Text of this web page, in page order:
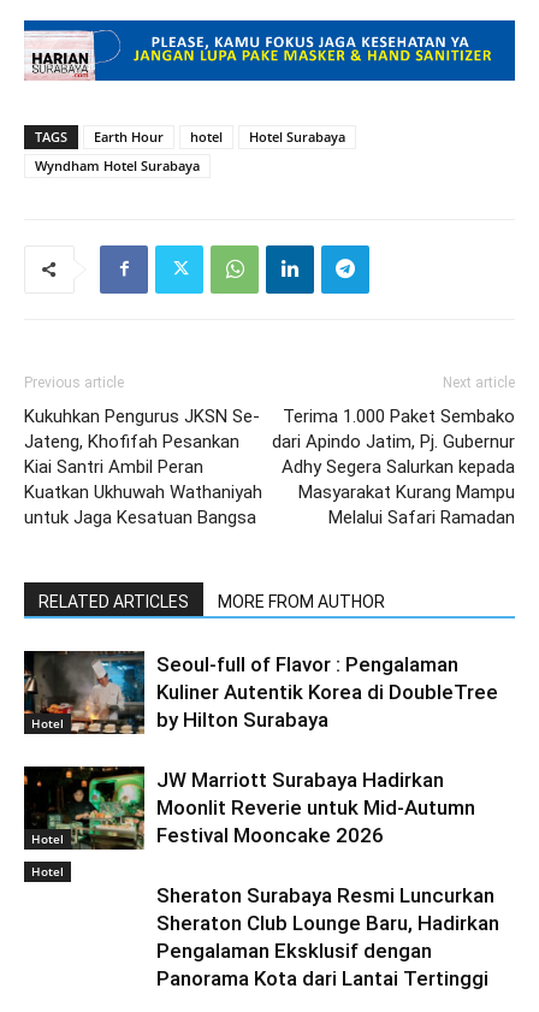
TAGS Earth Hour hotel
Hotel Surabaya
Wyndham Hotel Surabaya
Previous article
Kukuhkan Pengurus JKSN Se-
Jateng, Khofifah Pesankan
Kiai Santri Ambil Peran
Kuatkan Ukhuwah Wathaniyah
untuk Jaga Kesatuan Bangsa
Next article
Terima 1.000 Paket Sembako
dari Apindo Jatim, Pj. Gubernur
Adhy Segera Salurkan kepada
Masyarakat Kurang Mampu
Melalui Safari Ramadan
RELATED ARTICLES MORE FROM AUTHOR
Hotel
Seoul-full of Flavor : Pengalaman
Kuliner Autentik Korea di DoubleTree
by Hilton Surabaya
Hotel
JW Marriott Surabaya Hadirkan
Moonlit Reverie untuk Mid-Autumn
Festival Mooncake 2026
Hotel
Sheraton Surabaya Resmi Luncurkan
Sheraton Club Lounge Baru, Hadirkan
Pengalaman Eksklusif dengan
Panorama Kota dari Lantai Tertinggi